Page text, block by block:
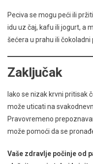
Peciva se mogu peći ili
idu uz čaj, kafu ili jogurt, a
šećera u prahu ili čokoladni
Zaključak
Iako se nizak krvni pritisak
može uticati na
Pravovremeno
može pomoći da se
Vaše zdravlje počinje od